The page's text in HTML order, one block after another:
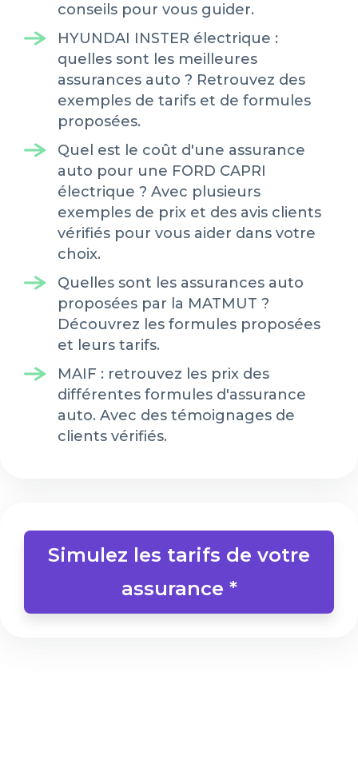
conseils pour vous guider.
HYUNDAI INSTER électrique :
quelles sont les meilleures
assurances auto ? Retrouvez des
exemples de tarifs et de formules
proposées.
Quel est le coût d'une assurance
auto pour une FORD CAPRI
électrique ? Avec plusieurs
exemples de prix et des avis clients
vérifiés pour vous aider dans votre
choix.
Quelles sont les assurances auto
proposées par la MATMUT ?
Découvrez les formules proposées
et leurs tarifs.
MAIF : retrouvez les prix des
différentes formules d'assurance
auto. Avec des témoignages de
clients vérifiés.
Simulez les tarifs de votre
assurance *